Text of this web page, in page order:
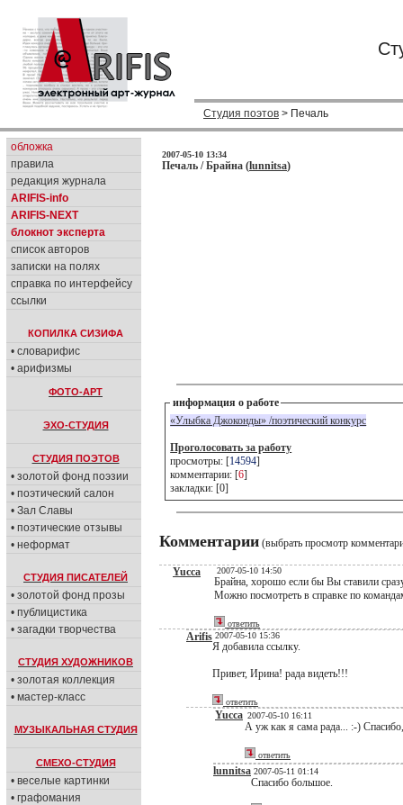
Студия поэтов > Печаль
обложка
правила
редакция журнала
ARIFIS-info
ARIFIS-NEXT
блокнот эксперта
список авторов
записки на полях
справка по интерфейсу
ссылки
КОПИЛКА СИЗИФА
• словарифис
• арифизмы
ФОТО-АРТ
ЭХО-СТУДИЯ
СТУДИЯ ПОЭТОВ
• золотой фонд поэзии
• поэтический салон
• Зал Славы
• поэтические отзывы
• неформат
СТУДИЯ ПИСАТЕЛЕЙ
• золотой фонд прозы
• публицистика
• загадки творчества
СТУДИЯ ХУДОЖНИКОВ
• золотая коллекция
• мастер-класс
МУЗЫКАЛЬНАЯ СТУДИЯ
СМЕХО-СТУДИЯ
• веселые картинки
• графомания
2007-05-10 13:34
Печаль / Брайна (lunnitsa)
информация о работе
«Улыбка Джоконды» /поэтический конкурс
Проголосовать за работу
просмотры: [14594]
комментарии: [6]
закладки: [0]
Комментарии (выбрать просмотр
Yucca 2007-05-10 14:50
Брайна, хорошо если бы Вы ставили
Можно посмотреть в справке по
ответить
Arifis 2007-05-10 15:36
Я добавила ссылку.
Привет, Ирина! рада видеть!!!
ответить
Yucca 2007-05-10 16:11
А уж как я сама рада... :-)
ответить
lunnitsa 2007-05-11 01:14
Спасибо большое.